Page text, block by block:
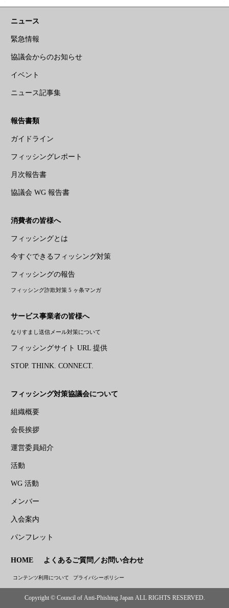
ニュース
緊急情報
協議会からのお知らせ
イベント
ニュース記事集
報告書類
ガイドライン
フィッシングレポート
月次報告書
協議会 WG 報告書
消費者の皆様へ
フィッシングとは
今すぐできるフィッシング対策
フィッシングの報告
フィッシング詐欺対策 5 ヶ条マンガ
サービス事業者の皆様へ
なりすまし送信メール対策について
フィッシングサイト URL 提供
STOP. THINK. CONNECT.
フィッシング対策協議会について
組織概要
会長挨拶
運営委員紹介
活動
WG 活動
メンバー
入会案内
パンフレット
HOME よくあるご質問／お問い合わせ
コンテンツ利用について プライバシーポリシー
Copyright © Council of Anti-Phishing Japan ALL RIGHTS RESERVED.